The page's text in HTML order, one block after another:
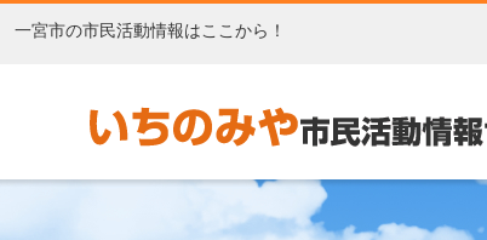
一宮市の市民活動情報はここから！